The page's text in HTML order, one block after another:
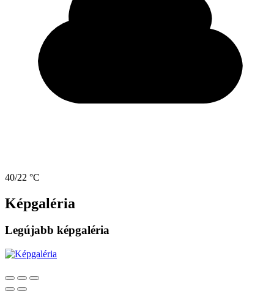
40/22 °C
Képgaléria
Legújabb képgaléria